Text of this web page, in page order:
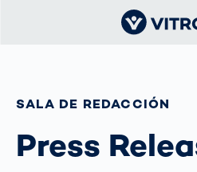
SALA DE REDACCIÓN
Press